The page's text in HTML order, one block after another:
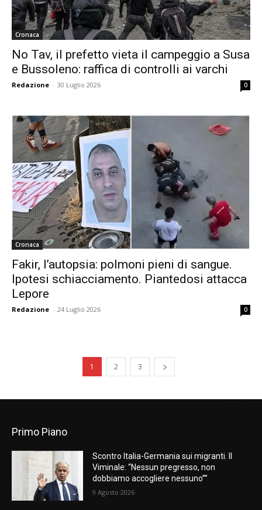
Cronaca
No Tav, il prefetto vieta il campeggio a Susa
e Bussoleno: raffica di controlli ai varchi
Redazione - 30 Luglio 2026 0
Cronaca
Fakir, l’autopsia: polmoni pieni di sangue.
Ipotesi schiacciamento. Piantedosi attacca
Lepore
Redazione - 24 Luglio 2026 0
1 2 3
Primo Piano
Scontro Italia-Germania sui migranti. Il
Viminale: “Nessun pregresso, non
dobbiamo accogliere nessuno””
9 Agosto 2026